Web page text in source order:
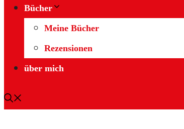
Bücher
Meine Bücher
Rezensionen
über mich